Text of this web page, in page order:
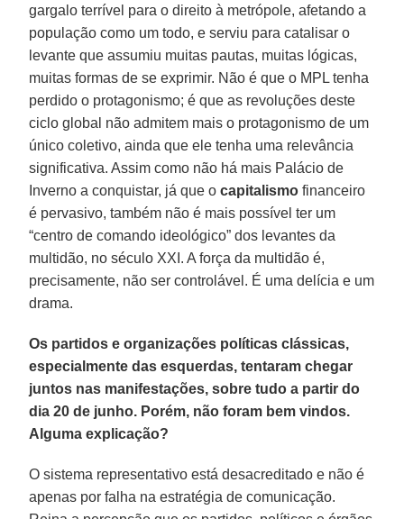
gargalo terrível para o direito à metrópole, afetando a
população como um todo, e serviu para catalisar o
levante que assumiu muitas pautas, muitas lógicas,
muitas formas de se exprimir. Não é que o MPL tenha
perdido o protagonismo; é que as revoluções deste
ciclo global não admitem mais o protagonismo de um
único coletivo, ainda que ele tenha uma relevância
significativa. Assim como não há mais Palácio de
Inverno a conquistar, já que ocapitalismo financeiro
é pervasivo, também não é mais possível ter um
“centro de comando ideológico” dos levantes da
multidão, no século XXI. A força da multidão é,
precisamente, não ser controlável. É uma delícia e um
drama.
Os partidos e organizações políticas clássicas,
especialmente das esquerdas, tentaram chegar
juntos nas manifestações, sobre tudo a partir do
dia 20 de junho. Porém, não foram bem vindos.
Alguma explicação?
O sistema representativo está desacreditado e não é
apenas por falha na estratégia de comunicação.